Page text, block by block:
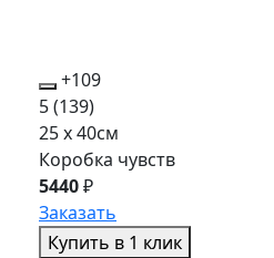
+109
5(139)
25 x 40см
Коробка чувств
5440₽
Заказать
Купить в 1 клик